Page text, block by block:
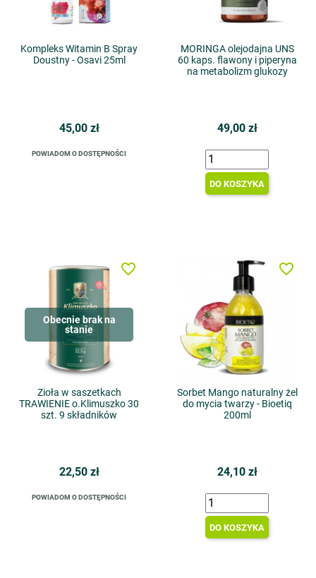
Kompleks Witamin B Spray
Doustny - Osavi 25ml
45,00 zł
POWIADOM O DOSTĘPNOŚCI
MORINGA olejodajna UNS
60 kaps. flawony i piperyna
na metabolizm glukozy
49,00 zł
DO KOSZYKA
Obecnie brak na
stanie
Zioła w saszetkach
TRAWIENIE o.Klimuszko 30
szt. 9 składników
22,50 zł
POWIADOM O DOSTĘPNOŚCI
favorite_border
Sorbet Mango naturalny żel
do mycia twarzy - Bioetiq
200ml
24,10 zł
DO KOSZYKA
favorite_border